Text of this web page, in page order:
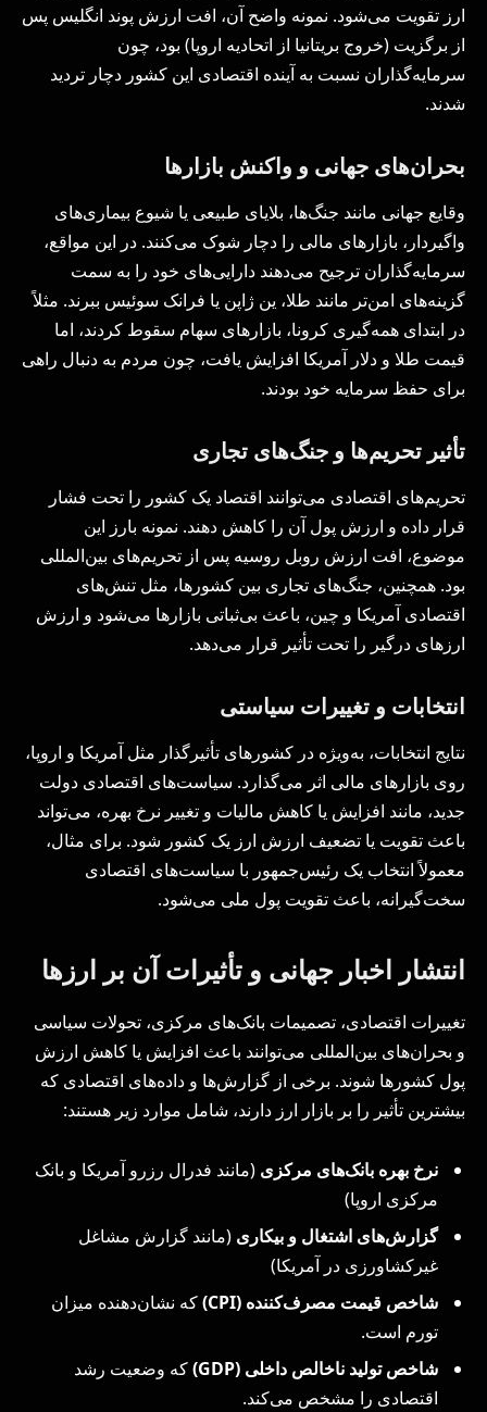
ارز تقویت می‌شود. نمونه واضح آن، افت ارزش پوند انگلیس پس
از برگزیت (خروج بریتانیا از اتحادیه اروپا) بود، چون
سرمایه‌گذاران نسبت به آینده اقتصادی این کشور دچار تردید
شدند.
بحران‌های جهانی و واکنش بازارها
وقایع جهانی مانند جنگ‌ها، بلایای طبیعی یا شیوع بیماری‌های
واگیردار، بازارهای مالی را دچار شوک می‌کنند. در این مواقع،
سرمایه‌گذاران ترجیح می‌دهند دارایی‌های خود را به سمت
گزینه‌های امن‌تر مانند طلا، ین ژاپن یا فرانک سوئیس ببرند. مثلاً
در ابتدای همه‌گیری کرونا، بازارهای سهام سقوط کردند، اما
قیمت طلا و دلار آمریکا افزایش یافت، چون مردم به دنبال راهی
برای حفظ سرمایه خود بودند.
تأثیر تحریم‌ها و جنگ‌های تجاری
تحریم‌های اقتصادی می‌توانند اقتصاد یک کشور را تحت فشار
قرار داده و ارزش پول آن را کاهش دهند. نمونه بارز این
موضوع، افت ارزش روبل روسیه پس از تحریم‌های بین‌المللی
بود. همچنین، جنگ‌های تجاری بین کشورها، مثل تنش‌های
اقتصادی آمریکا و چین، باعث بی‌ثباتی بازارها می‌شود و ارزش
ارزهای درگیر را تحت تأثیر قرار می‌دهد.
انتخابات و تغییرات سیاستی
نتایج انتخابات، به‌ویژه در کشورهای تأثیرگذار مثل آمریکا و اروپا،
روی بازارهای مالی اثر می‌گذارد. سیاست‌های اقتصادی دولت
جدید، مانند افزایش یا کاهش مالیات و تغییر نرخ بهره، می‌تواند
باعث تقویت یا تضعیف ارزش ارز یک کشور شود. برای مثال،
معمولاً انتخاب یک رئیس‌جمهور با سیاست‌های اقتصادی
سخت‌گیرانه، باعث تقویت پول ملی می‌شود.
انتشار اخبار جهانی و تأثیرات آن بر ارزها
تغییرات اقتصادی، تصمیمات بانک‌های مرکزی، تحولات سیاسی
و بحران‌های بین‌المللی می‌توانند باعث افزایش یا کاهش ارزش
پول کشورها شوند. برخی از گزارش‌ها و داده‌های اقتصادی که
بیشترین تأثیر را بر بازار ارز دارند، شامل موارد زیر هستند:
نرخ بهره بانک‌های مرکزی (مانند فدرال رزرو آمریکا و بانک
مرکزی اروپا)
گزارش‌های اشتغال و بیکاری (مانند گزارش مشاغل
غیرکشاورزی در آمریکا)
شاخص قیمت مصرف‌کننده (CPI)
که نشان‌دهنده میزان
تورم است.
شاخص تولید ناخالص داخلی (GDP)
که وضعیت رشد
اقتصادی را مشخص می‌کند.